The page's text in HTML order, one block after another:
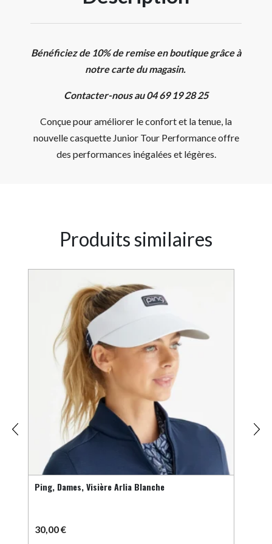
Bénéficiez de 10% de remise en boutique grâce à
notre carte du magasin.
Contacter-nous au 04 69 19 28 25
Conçue pour améliorer le confort et la tenue, la
nouvelle casquette Junior Tour Performance offre
des performances inégalées et légères.
Produits similaires
Ping, Dames, Visière Arlia Blanche
30,00€